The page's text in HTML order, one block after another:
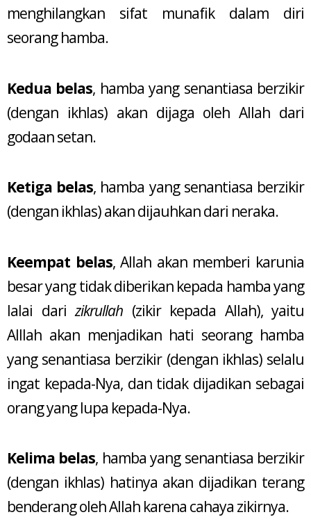
menghilangkan sifat munafik dalam diri
seorang hamba.
Kedua belas, hamba yang senantiasa berzikir
(dengan ikhlas) akan dijaga oleh Allah dari
godaan setan.
Ketiga belas, hamba yang senantiasa berzikir
(dengan ikhlas) akan dijauhkan dari neraka.
Keempat belas, Allah akan memberi karunia
besar yang tidak diberikan kepada hamba yang
lalai darizikrullah (zikir kepada Allah), yaitu
Alllah akan menjadikan hati seorang hamba
yang senantiasa berzikir (dengan ikhlas) selalu
ingat kepada-Nya, dan tidak dijadikan sebagai
orang yang lupa kepada-Nya.
Kelima belas, hamba yang senantiasa berzikir
(dengan ikhlas) hatinya akan dijadikan terang
benderang oleh Allah karena cahaya zikirnya.